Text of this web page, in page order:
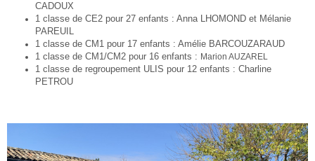
CADOUX
1 classe de CE2 pour 27 enfants : Anna LHOMOND et Mélanie
PAREUIL
1 classe de CM1 pour 17 enfants : Amélie BARCOUZARAUD
1 classe de CM1/CM2 pour 16 enfants : Marion AUZAREL
1 classe de regroupement ULIS pour 12 enfants : Charline
PETROU